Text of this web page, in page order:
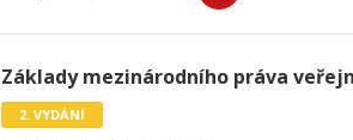
Základy mezinárodního práva
2. VYDÁNÍ